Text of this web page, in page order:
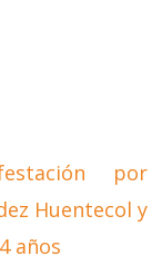
por
Huentecol y
años